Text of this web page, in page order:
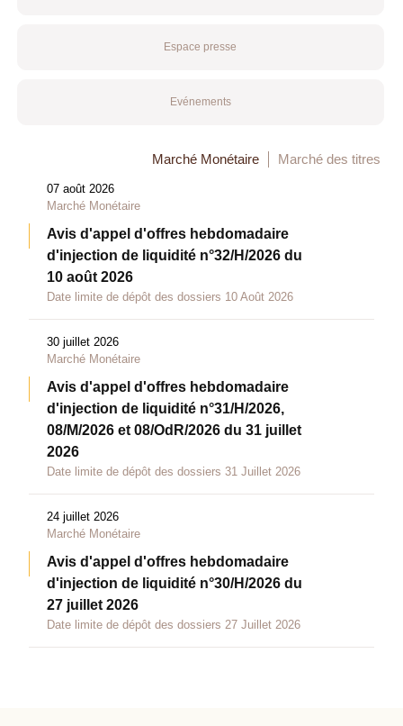
Espace presse
Evénements
Marché Monétaire Marché des titres
07 août 2026
Marché Monétaire
Avis d'appel d'offres hebdomadaire
d'injection de liquidité n°32/H/2026 du
10 août 2026
Date limite de dépôt des dossiers 10 Août 2026
30 juillet 2026
Marché Monétaire
Avis d'appel d'offres hebdomadaire
d'injection de liquidité n°31/H/2026,
08/M/2026 et 08/OdR/2026 du 31 juillet
2026
Date limite de dépôt des dossiers 31 Juillet 2026
24 juillet 2026
Marché Monétaire
Avis d'appel d'offres hebdomadaire
d'injection de liquidité n°30/H/2026 du
27 juillet 2026
Date limite de dépôt des dossiers 27 Juillet 2026